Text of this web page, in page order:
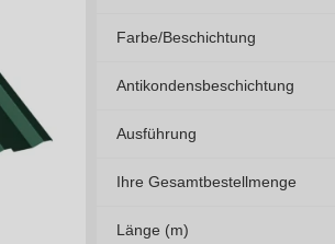
Farbe/Beschichtung
Antikondensbeschichtung
Ausführung
Ihre Gesamtbestellmenge
Länge (m)